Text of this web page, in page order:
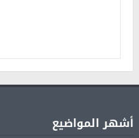
أشهر المواضيع